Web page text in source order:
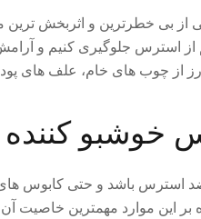
از بی خطرترین و اثربخش
از استرس جلوگیری کنیم و
چوب های خام، علف های
خوشبو کننده
استرس باشد و حتی کابوس
بر این موارد مهمترین خاصیت